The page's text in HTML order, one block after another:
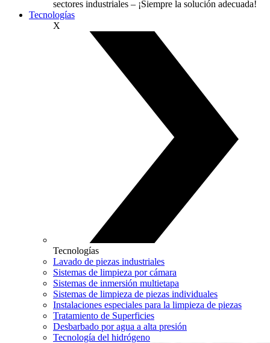
sectores industriales – ¡Siempre la solución adecuada!
Tecnologías
X
Tecnologías
Lavado de piezas industriales
Sistemas de limpieza por cámara
Sistemas de inmersión multietapa
Sistemas de limpieza de piezas individuales
Instalaciones especiales para la limpieza de piezas
Tratamiento de Superficies
Desbarbado por agua a alta presión
Tecnología del hidrógeno